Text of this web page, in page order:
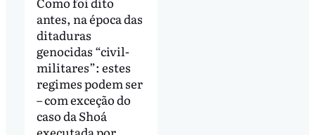
antes, na época das
ditaduras
genocidas “civil-
militares”: estes
regimes podem ser
– com exceção do
caso da Shoá